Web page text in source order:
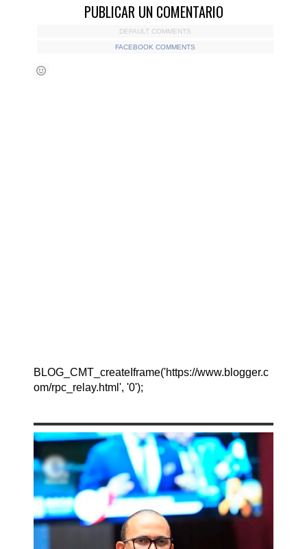
PUBLICAR UN COMENTARIO
DEFAULT COMMENTS
FACEBOOK COMMENTS
BLOG_CMT_createIframe('https://www.blogger.c
om/rpc_relay.html', '0');